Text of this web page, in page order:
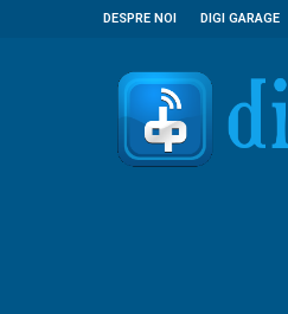
DESPRE NOI DIGI GARAGE